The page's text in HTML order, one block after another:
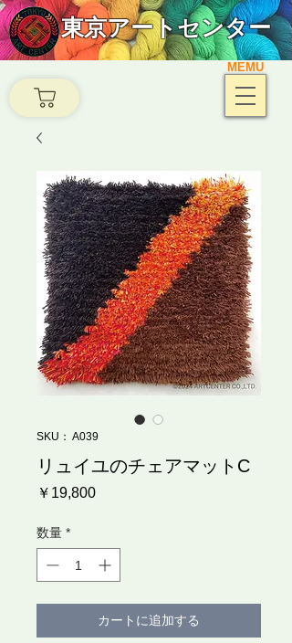
東京アートセンター
MEMU
SKU： A039
リュイユのチェアマットC
￥19,800価
数量 *
カートに追加する